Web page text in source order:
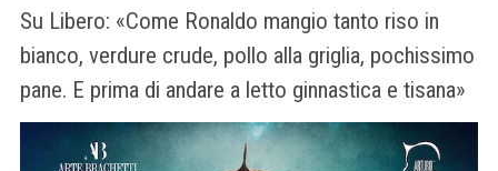
Su Libero: «Come Ronaldo mangio tanto riso in
bianco, verdure crude, pollo alla griglia, pochissimo
pane. E prima di andare a letto ginnastica e tisana»